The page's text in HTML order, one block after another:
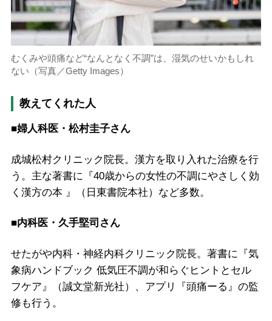
むくみや頭痛など“なんとなく不調”は、湿気のせいかもしれ
ない（写真／Getty Images）
教えてくれた人
■婦人科医・松村圭子さん
成城松村クリニック院長。漢方を取り入れた治療を行
う。主な著書に『40歳からの女性の不調にやさしく効
く漢方の本 』（日東書院本社）など多数。
■内科医・久手堅司さん
せたがや内科・神経内科クリニック院長。著書に『気
象病ハンドブック 低気圧不調が和らぐヒントとセル
フケア』（誠文堂新光社）、アプリ『頭痛ーる』の監
修も行う。